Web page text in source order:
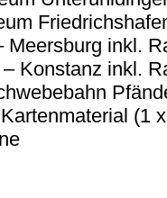
Meersburg inkl.
Konstanz inkl.
(1